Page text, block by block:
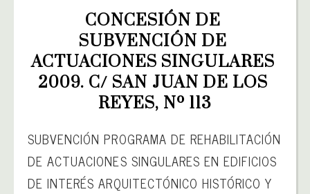
CONCESIÓN DE
SUBVENCIÓN DE
ACTUACIONES SINGULARES
2009. C/ SAN JUAN DE LOS
REYES, Nº 113
SUBVENCIÓN PROGRAMA DE REHABILITACIÓN
DE ACTUACIONES SINGULARES EN EDIFICIOS
DE INTERÉS ARQUITECTÓNICO HISTÓRICO Y